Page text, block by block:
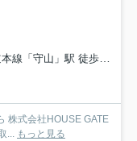
線「守山」駅 徒歩69分
株式会社HOUSE GATE
... もっと見る